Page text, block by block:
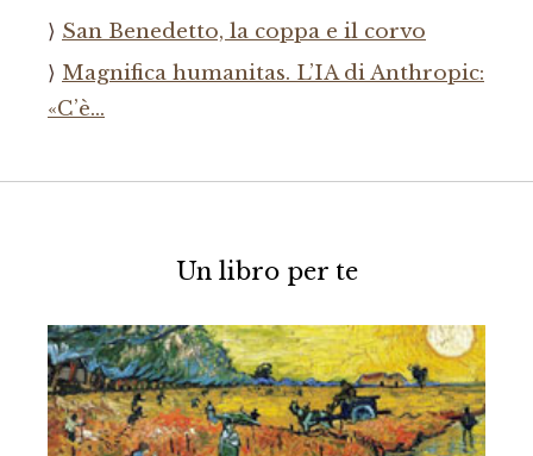
San Benedetto, la coppa e il corvo
Magnifica humanitas. L’IA di Anthropic:
«C’è…
Un libro per te